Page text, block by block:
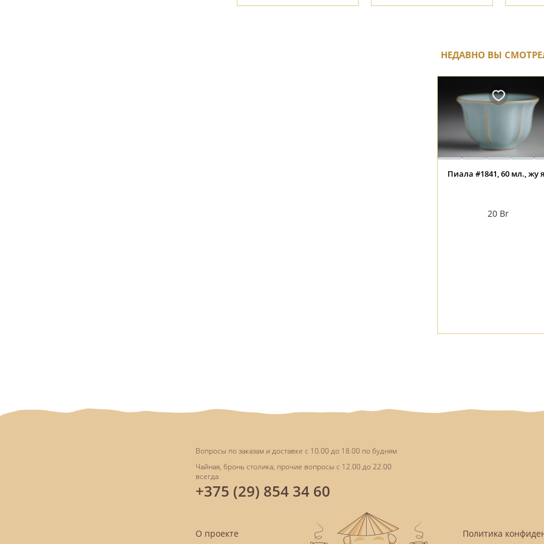
НЕДАВНО ВЫ
Пиала #1841, 60 мл., жу
20 Br
Вопросы по заказам и доставке с 10.00 до 18.00 по будням
Чайная, бронь столика, прочие вопросы с 12.00 до 22.00
всегда
+375 (29) 854 34 60
О проекте Политика